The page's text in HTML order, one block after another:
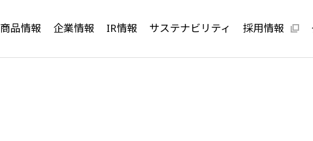
商品情報 企業情報 IR情報 サステナビリティ 採用情報